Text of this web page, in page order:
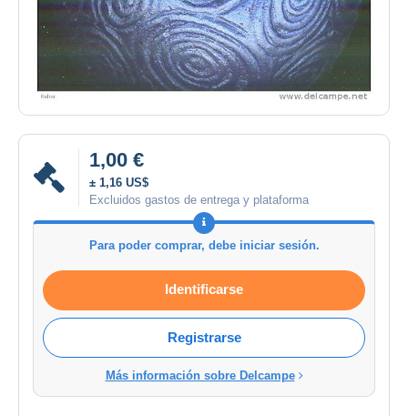
1,00 €
± 1,16 US$
Excluidos gastos de entrega y plataforma
Para poder comprar, debe iniciar sesión.
Identificarse
Registrarse
Más información sobre Delcampe